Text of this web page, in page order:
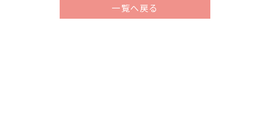
一覧へ戻る